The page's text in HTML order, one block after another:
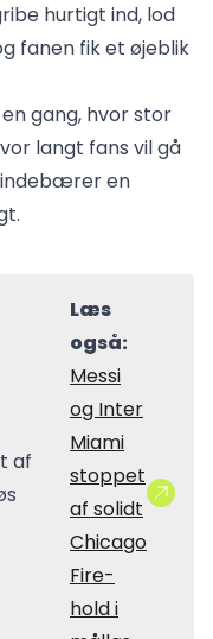
hurtigt ind, lod
fanen fik et øjeblik
gang, hvor stor
langt fans vil gå
indebærer en
Læs
også:
Messi
og Inter
Miami
stoppet
af solidt
Chicago
Fire-
hold i